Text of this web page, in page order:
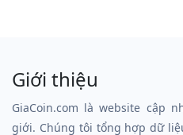
Giới thiệu
GiaCoin.com là website cập
giới. Chúng tôi tổng hợp dữ